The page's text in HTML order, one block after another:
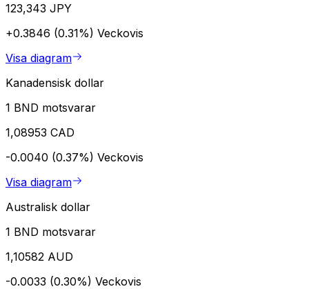
123,343 JPY
+0.3846 (0.31%) Veckovis
Visa diagram
Kanadensisk dollar
1 BND motsvarar
1,08953 CAD
-0.0040 (0.37%) Veckovis
Visa diagram
Australisk dollar
1 BND motsvarar
1,10582 AUD
-0.0033 (0.30%) Veckovis